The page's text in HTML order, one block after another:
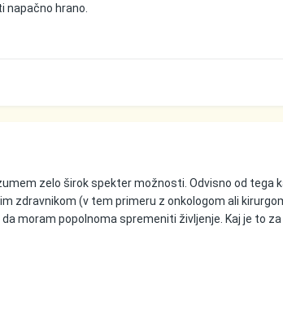
napačno hrano.
zelo širok spekter možnosti. Odvisno od tega
zdravnikom (v tem primeru z onkologom ali
moram popolnoma spremeniti življenje. Kaj je to